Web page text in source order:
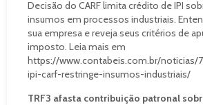
Decisão do CARF limita crédito de IPI
insumos em processos industriais.
sua empresa e reveja seus critérios de
imposto. Leia mais em
https://www.contabeis.com.br/noticias/
ipi-carf-restringe-insumos-industriais/
TRF3 afasta contribuição patronal